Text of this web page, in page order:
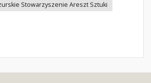
Stowarzyszenie Areszt Sztuki